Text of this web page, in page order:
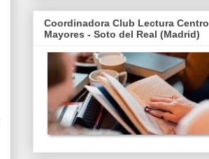
Coordinadora Club Lectura Centro
Mayores - Soto del Real (Madrid)